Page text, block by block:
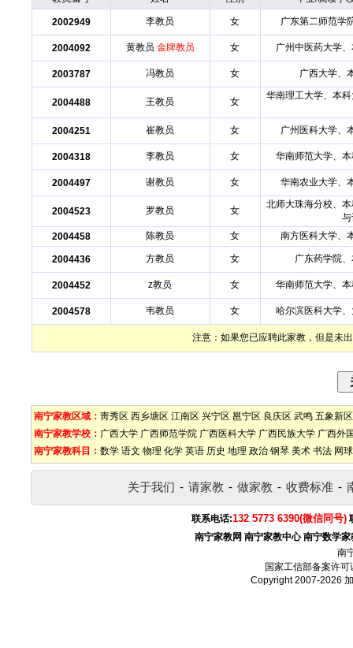
2002949 李教员 女 广东第二师范学
2004092 黄教员 金牌教员 女 广州中医药大学
2003787 冯教员 女 广西大学、
2004488 王教员 女
华南理工大学、本
2004251 崔教员 女 广州医科大学、
2004318 李教员 女 华南师范大学、
2004497 谢教员 女 华南农业大学、
2004523 罗教员 女
北师大珠海分校、
2004458
陈教员 女 南方医科大学、
2004436 方教员 女 广东药学院
2004452 z教员 女 华南师范大学、
2004578 韦教员 女 哈尔滨医科大学
注意：如果您已应聘此家教，但是未
南宁家教区域： 靑秀区 西乡塘区 江南区 兴宁区 邕宁区 良庆区 武鸣 五象新区
南宁家教学校： 广西大学 广西师范学院 广西医科大学 广西民族大学 广西外
南宁家教科目： 数学 语文 物理 化学 英语 历史 地理 政治 钢琴 美术 书法 网球
关于我们 - 请家教 - 做家教 - 收费标准 -
联系电话:132 5773 6390(微信同号)
南宁家教网 南宁家教中心 南宁数学家
南
国家工信部备案许可
Copyright 2007-2026